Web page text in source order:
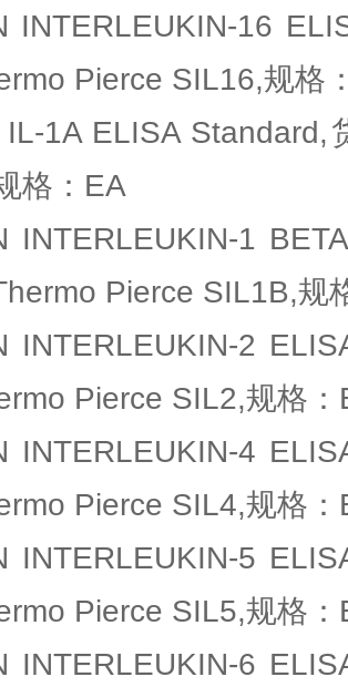
INTERLEUKIN-16
Pierce SIL16,规格
IL-1A ELISA Standard,
格：EA
INTERLEUKIN-1
Pierce SIL1B,规
INTERLEUKIN-2
Pierce SIL2,规格：
INTERLEUKIN-4
Pierce SIL4,规格：
INTERLEUKIN-5
Pierce SIL5,规格：
INTERLEUKIN-6